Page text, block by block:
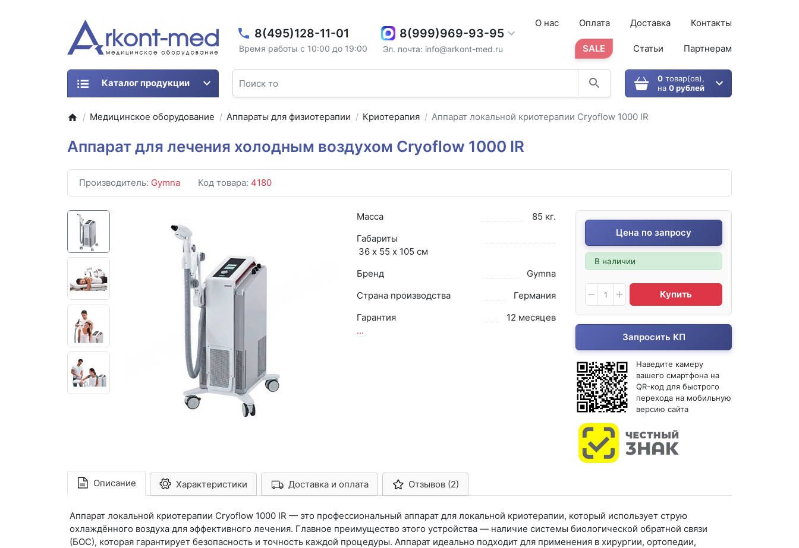
8(495)128-11-01
Время работы с 10:00 до 19:00
8(999)969-93-95
Эл. почта: info@arkont-med.ru
О нас Оплата Доставка Контакты
SALE Статьи Партнерам
0товар(ов),
на 0 рублей
Каталог продукции
Медицинское оборудование Аппараты для физиотерапии Криотерапия Аппарат локальной криотерапии Cryoflow 1000 IR
Аппарат для лечения холодным воздухом Cryoflow 1000 IR
Производитель: Gymna Код товара: 4180
Цена по запросу
В наличии
Купить
Запросить КП
Наведите камеру
вашего смартфона на
QR-код для быстрого
перехода на мобильную
версию сайта
Масса
85 кг.
Габариты
36 х 55 х 105 см
Бренд
Gymna
Страна производства
Германия
Гарантия
12 месяцев
...
Описание Характеристики Арконт-Мед Доставка и оплата Отзывов (2)
Аппарат локальной криотерапии Cryoflow 1000 IR — это профессиональный аппарат для локальной криотерапии, который использует струю
охлаждённого воздуха для эффективного лечения. Главное преимущество этого устройства — наличие системы биологической обратной связи
(БОС), которая гарантирует безопасность и точность каждой процедуры. Аппарат идеально подходит для применения в хирургии, ортопедии,